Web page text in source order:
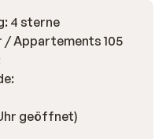
4 sterne
/ Appartements 105
geöffnet)